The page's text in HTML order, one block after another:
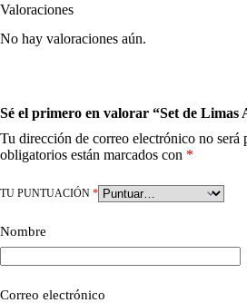
Valoraciones
No hay valoraciones aún.
Sé el primero en valorar “Set de Limas
Tu dirección de correo electrónico no será
obligatorios están marcados con *
TU PUNTUACIÓN *
Nombre
Correo electrónico